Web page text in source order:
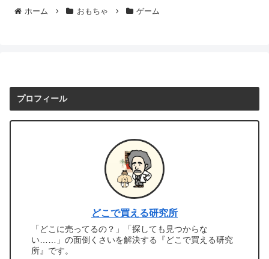
ホーム おもちゃ ゲーム
プロフィール
どこで買える研究所
「どこに売ってるの？」「探しても見つからな
い……」の面倒くさいを解決する『どこで買える研究
所』です。